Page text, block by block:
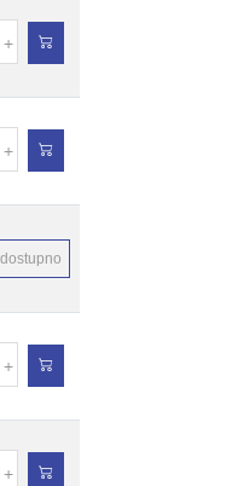
+
+
+
+